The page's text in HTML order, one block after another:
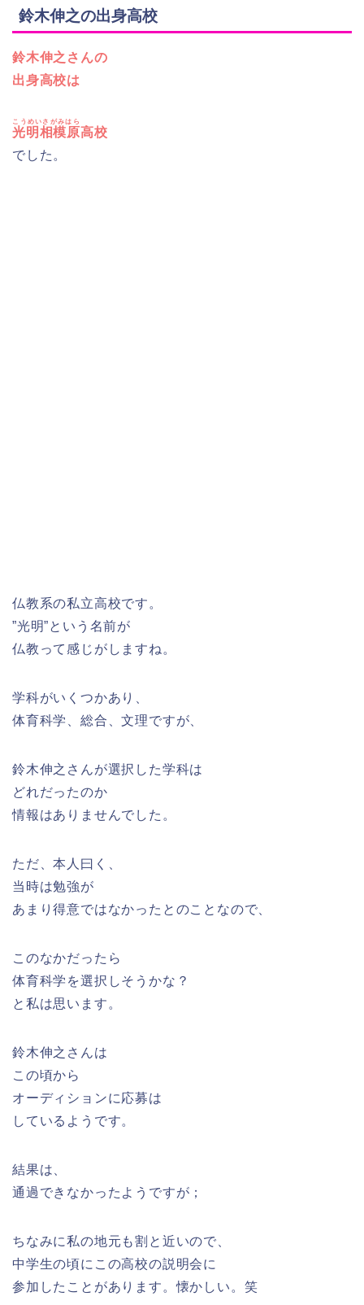
鈴木伸之の出身高校
鈴木伸之さんの
出身高校は
光明相模原
こうめいさがみはら
高校
でした。
仏教系の私立高校です。
”光明”という名前が
仏教って感じがしますね。
学科がいくつかあり、
体育科学、総合、文理ですが、
鈴木伸之さんが選択した学科は
どれだったのか
情報はありませんでした。
ただ、本人曰く、
当時は勉強が
あまり得意ではなかったとのことなので、
このなかだったら
体育科学を選択しそうかな？
と私は思います。
鈴木伸之さんは
この頃から
オーディションに応募は
しているようです。
結果は、
通過できなかったようですが；
ちなみに私の地元も割と近いので、
中学生の頃にこの高校の説明会に
参加したことがあります。懐かしい。笑